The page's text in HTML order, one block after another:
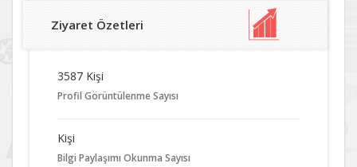
Ziyaret Özetleri
3587 Kişi
Profil Görüntülenme Sayısı
Kişi
Bilgi Paylaşımı Okunma Sayısı